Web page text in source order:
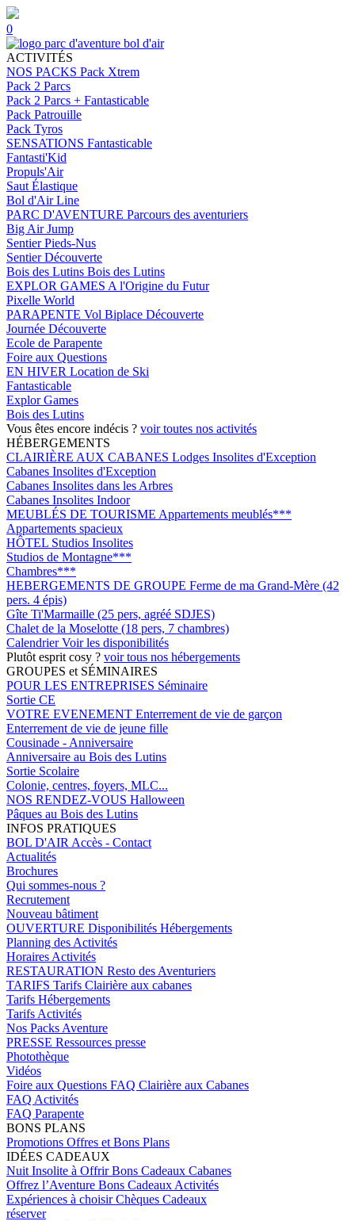
0
ACTIVITÉS
NOS PACKS Pack Xtrem
Pack 2 Parcs
Pack 2 Parcs + Fantasticable
Pack Patrouille
Pack Tyros
SENSATIONS Fantasticable
Fantasti'Kid
Propuls'Air
Saut Élastique
Bol d'Air Line
PARC D'AVENTURE Parcours des aventuriers
Big Air Jump
Sentier Pieds-Nus
Sentier Découverte
Bois des Lutins Bois des Lutins
EXPLOR GAMES A l'Origine du Futur
Pixelle World
PARAPENTE Vol Biplace Découverte
Journée Découverte
Ecole de Parapente
Foire aux Questions
EN HIVER Location de Ski
Fantasticable
Explor Games
Bois des Lutins
Vous êtes encore indécis ? voir toutes nos activités
HÉBERGEMENTS
CLAIRIÈRE AUX CABANES Lodges Insolites d'Exception
Cabanes Insolites d'Exception
Cabanes Insolites dans les Arbres
Cabanes Insolites Indoor
MEUBLÉS DE TOURISME Appartements meublés***
Appartements spacieux
HÔTEL Studios Insolites
Studios de Montagne***
Chambres***
HEBERGEMENTS DE GROUPE Ferme de ma Grand-Mère (42
pers. 4 épis)
Gîte Ti'Marmaille (25 pers, agréé SDJES)
Chalet de la Moselotte (18 pers, 7 chambres)
CalendrierVoir les disponibilités
Plutôt esprit cosy ? voir tous nos hébergements
GROUPES et SÉMINAIRES
POUR LES ENTREPRISES Séminaire
Sortie CE
VOTRE EVENEMENT Enterrement de vie de garçon
Enterrement de vie de jeune fille
Cousinade - Anniversaire
Anniversaire au Bois des Lutins
Sortie Scolaire
Colonie, centres, foyers, MLC...
NOS RENDEZ-VOUS Halloween
Pâques au Bois des Lutins
INFOS PRATIQUES
BOL D'AIR Accès - Contact
Actualités
Brochures
Qui sommes-nous ?
Recrutement
Nouveau bâtiment
OUVERTURE Disponibilités Hébergements
Planning des Activités
Horaires Activités
RESTAURATION Resto des Aventuriers
TARIFS Tarifs Clairière aux cabanes
Tarifs Hébergements
Tarifs Activités
Nos Packs Aventure
PRESSE Ressources presse
Photothèque
Vidéos
Foire aux Questions FAQ Clairière aux Cabanes
FAQ Activités
FAQ Parapente
BONS PLANS
Promotions Offres et Bons Plans
IDÉES CADEAUX
Nuit Insolite à OffrirBons Cadeaux Cabanes
Offrez l’Aventure Bons Cadeaux Activités
Expériences à choisirChèques Cadeaux
réserver